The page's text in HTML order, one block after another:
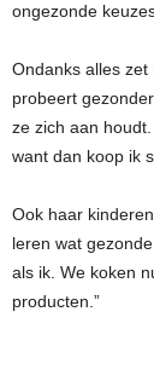
ongezonde
Ondanks alles
probeert
ze zich aan
want dan koop ik
Ook haar
leren wat
als ik. We koken
producten.”